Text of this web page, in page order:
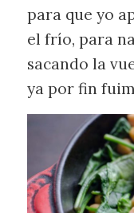
para que yo
el frío, para
sacando la
ya por fin